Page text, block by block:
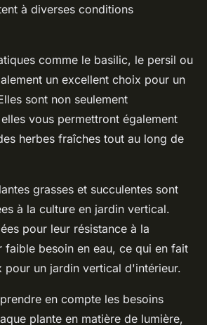
à diverses conditions
comme le basilic, le persil ou
un excellent choix pour un
sont non seulement
vous permettront également
herbes fraîches tout au long de
grasses et succulentes sont
à la culture en jardin vertical.
pour leur résistance à la
faible besoin en eau, ce qui en fait
pour un jardin vertical d'intérieur.
en compte les besoins
plante en matière de lumière,